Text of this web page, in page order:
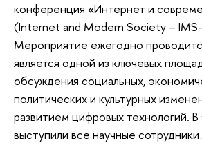
конференция «Интернет и
(Internet and Modern Society –
Мероприятие ежегодно
является одной из ключевых
обсуждения социальных,
политических и культурных
развитием цифровых технологий.
выступили все научные